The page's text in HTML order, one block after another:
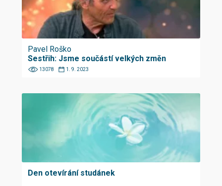
Pavel Roško
Sestřih: Jsme součástí velkých změn
13078 1. 9. 2023
Den otevírání studánek